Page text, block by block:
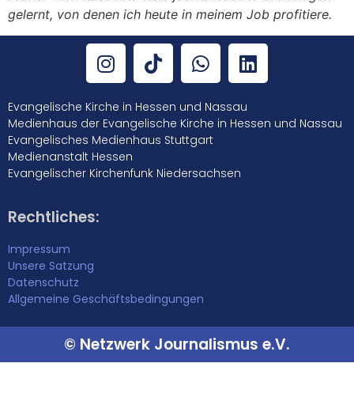
gelernt, von denen ich heute in meinem Job profitiere.
Evangelische Kirche in Hessen und Nassau
Medienhaus der Evangelische Kirche in Hessen und Nassau
Evangelisches Medienhaus Stuttgart
Medienanstalt Hessen
Evangelischer Kirchenfunk Niedersachsen
Rechtliches:
Impressum
Unsere Satzung
Datenschutz
Allgemeine Geschäftsbedingungen
© Netzwerk Journalismus e.V.